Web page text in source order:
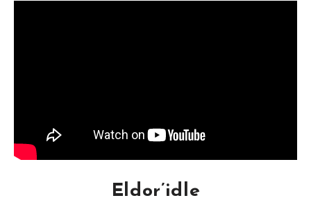
Eldor’idle